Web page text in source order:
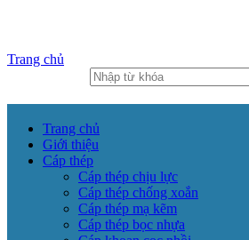
Trang chủ
Trang chủ
Giới thiệu
Cáp thép
Cáp thép chịu lực
Cáp thép chống xoắn
Cáp thép mạ kẽm
Cáp thép bọc nhựa